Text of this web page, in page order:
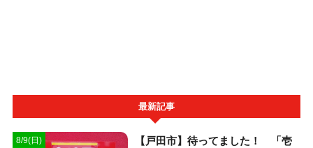
最新記事
8/9(日)
【戸田市】待ってました！ 「壱